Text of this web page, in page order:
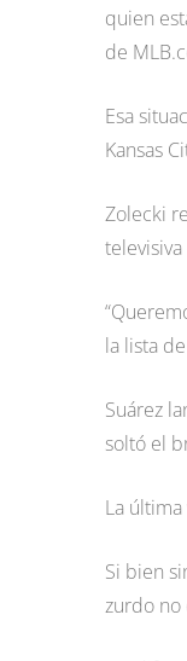
quien
de
Esa
Kansas
Zolecki
la lista
Suárez
soltó el
La
Si bien
zurdo no